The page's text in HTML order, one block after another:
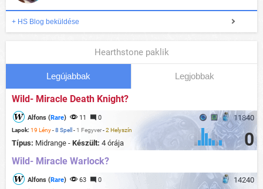
+ HS Blog beküldése
Hearthstone paklik
Legújabbak Legjobbak
Wild- Miracle Death Knight?
11840
Alfons (Rare) 11 0
Lapok: 19 Lény-8 Spell - 1 Fegyver-2 Helyszín
Típus: Midrange - Készült: 4 órája 0
Wild- Miracle Warlock?
14240
Alfons (Rare) 63 0